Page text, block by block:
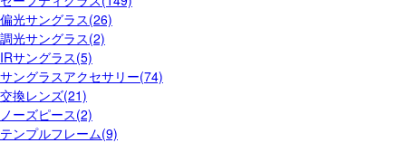
偏光サングラス(26)
調光サングラス(2)
IRサングラス(5)
サングラスアクセサリー(74)
交換レンズ(21)
ノーズピース(2)
テンプルフレーム(9)